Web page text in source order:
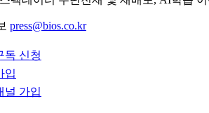
press@bios.co.kr
독 신청
입
널 가입